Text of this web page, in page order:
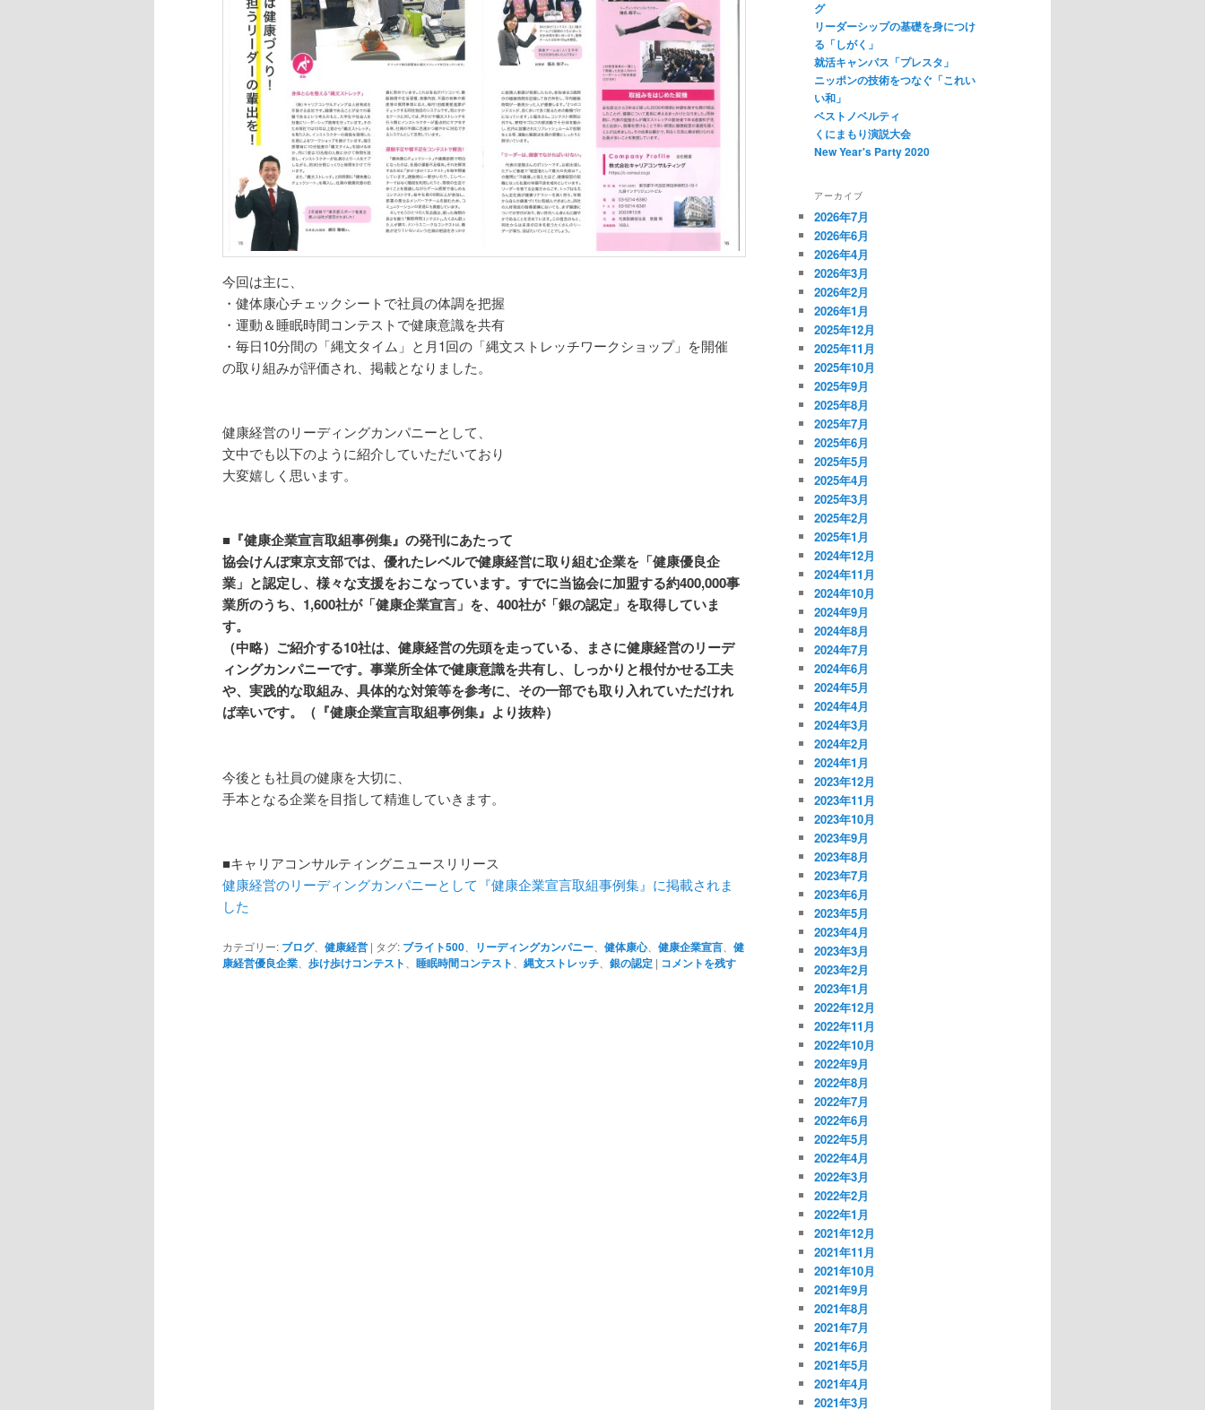
今回は主に、
・健体康心チェックシートで社員の体調を把握
・運動＆睡眠時間コンテストで健康意識を共有
・毎日10分間の「縄文タイム」と月1回の「縄文ストレッチワークショップ」を開催
の取り組みが評価され、掲載となりました。
健康経営のリーディングカンパニーとして、
文中でも以下のように紹介していただいており
大変嬉しく思います。
■『健康企業宣言取組事例集』の発刊にあたって
協会けんぽ東京支部では、優れたレベルで健康経営に取り組む企業を「健康優良企
業」と認定し、様々な支援をおこなっています。すでに当協会に加盟する約400,000事
業所のうち、1,600社が「健康企業宣言」を、400社が「銀の認定」を取得していま
す。
（中略）ご紹介する10社は、健康経営の先頭を走っている、まさに健康経営のリーデ
ィングカンパニーです。事業所全体で健康意識を共有し、しっかりと根付かせる工夫
や、実践的な取組み、具体的な対策等を参考に、その一部でも取り入れていただけれ
ば幸いです。（『健康企業宣言取組事例集』より抜粋）
今後とも社員の健康を大切に、
手本となる企業を目指して精進していきます。
■キャリアコンサルティングニュースリリース
健康経営のリーディングカンパニーとして『健康企業宣言取組事例集』に掲載されま
した
カテゴリー: ブログ、 健康経営 | タグ: ブライト500、 リーディングカンパニー、 健体康心、 健康企業宣言、 健
康経営優良企業、 歩け歩けコンテスト、 睡眠時間コンテスト、 縄文ストレッチ、 銀の認定 | コメントを残す
グ
リーダーシップの基礎を身につけ
る「しがく」
就活キャンパス「プレスタ」
ニッポンの技術をつなぐ「これい
い和」
ベストノベルティ
くにまもり演説大会
New Year's Party 2020
アーカイブ
2026年7月
2026年6月
2026年4月
2026年3月
2026年2月
2026年1月
2025年12月
2025年11月
2025年10月
2025年9月
2025年8月
2025年7月
2025年6月
2025年5月
2025年4月
2025年3月
2025年2月
2025年1月
2024年12月
2024年11月
2024年10月
2024年9月
2024年8月
2024年7月
2024年6月
2024年5月
2024年4月
2024年3月
2024年2月
2024年1月
2023年12月
2023年11月
2023年10月
2023年9月
2023年8月
2023年7月
2023年6月
2023年5月
2023年4月
2023年3月
2023年2月
2023年1月
2022年12月
2022年11月
2022年10月
2022年9月
2022年8月
2022年7月
2022年6月
2022年5月
2022年4月
2022年3月
2022年2月
2022年1月
2021年12月
2021年11月
2021年10月
2021年9月
2021年8月
2021年7月
2021年6月
2021年5月
2021年4月
2021年3月